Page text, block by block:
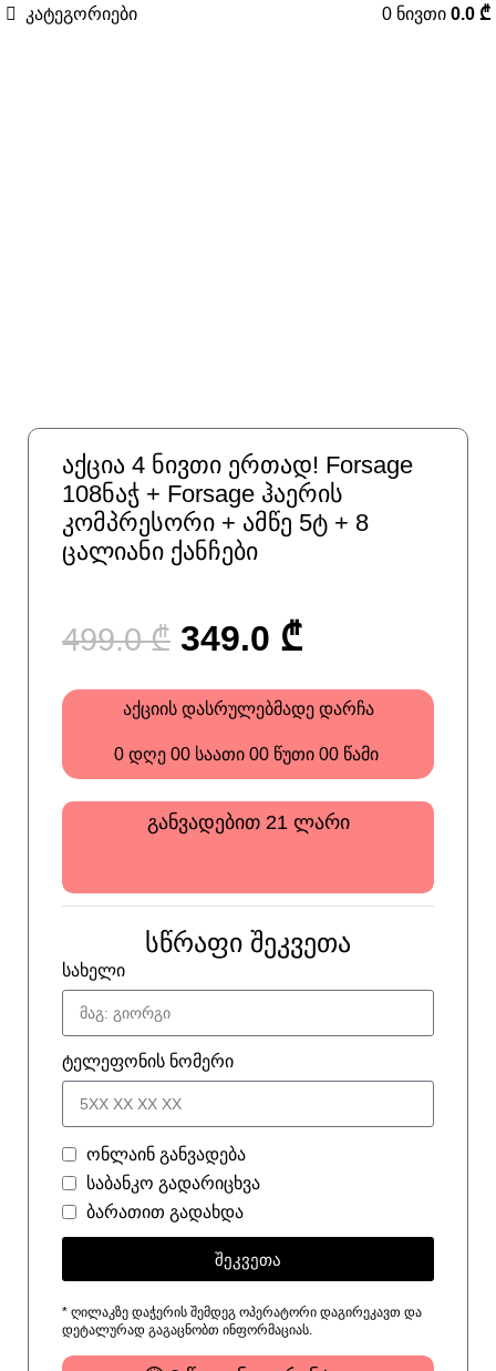
კატეგორიები 0 ნივთი 0.0 ₾
აქცია 4 ნივთი ერთად! Forsage
108ნაჭ + Forsage ჰაერის
კომპრესორი + ამწე 5ტ + 8
ცალიანი ქანჩები
499.0₾ 349.0 ₾
აქციის დასრულებმადე დარჩა
0 დღე 00 საათი 00 წუთი 00 წამი
განვადებით 21 ლარი
სწრაფი შეკვეთა
სახელი
ტელეფონის ნომერი
ონლაინ განვადება
საბანკო გადარიცხვა
ბარათით გადახდა
შეკვეთა
* ღილაკზე დაჭერის შემდეგ ოპერატორი დაგირეკავთ და
დეტალურად გაგაცნობთ ინფორმაციას.